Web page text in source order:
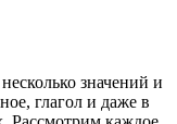
значений и
глагол и даже в